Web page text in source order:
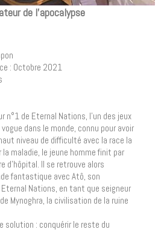
de l’apocalypse
: Octobre 2021
n°1 de Eternal Nations, l’un des jeux
dans le monde, connu pour avoir
niveau de difficulté avec la race la
la maladie, le jeune homme finit par
d’hôpital. Il se retrouve alors
fantastique avec Atô, son
Nations, en tant que seigneur
Mynoghra, la civilisation de la ruine
solution : conquérir le reste du